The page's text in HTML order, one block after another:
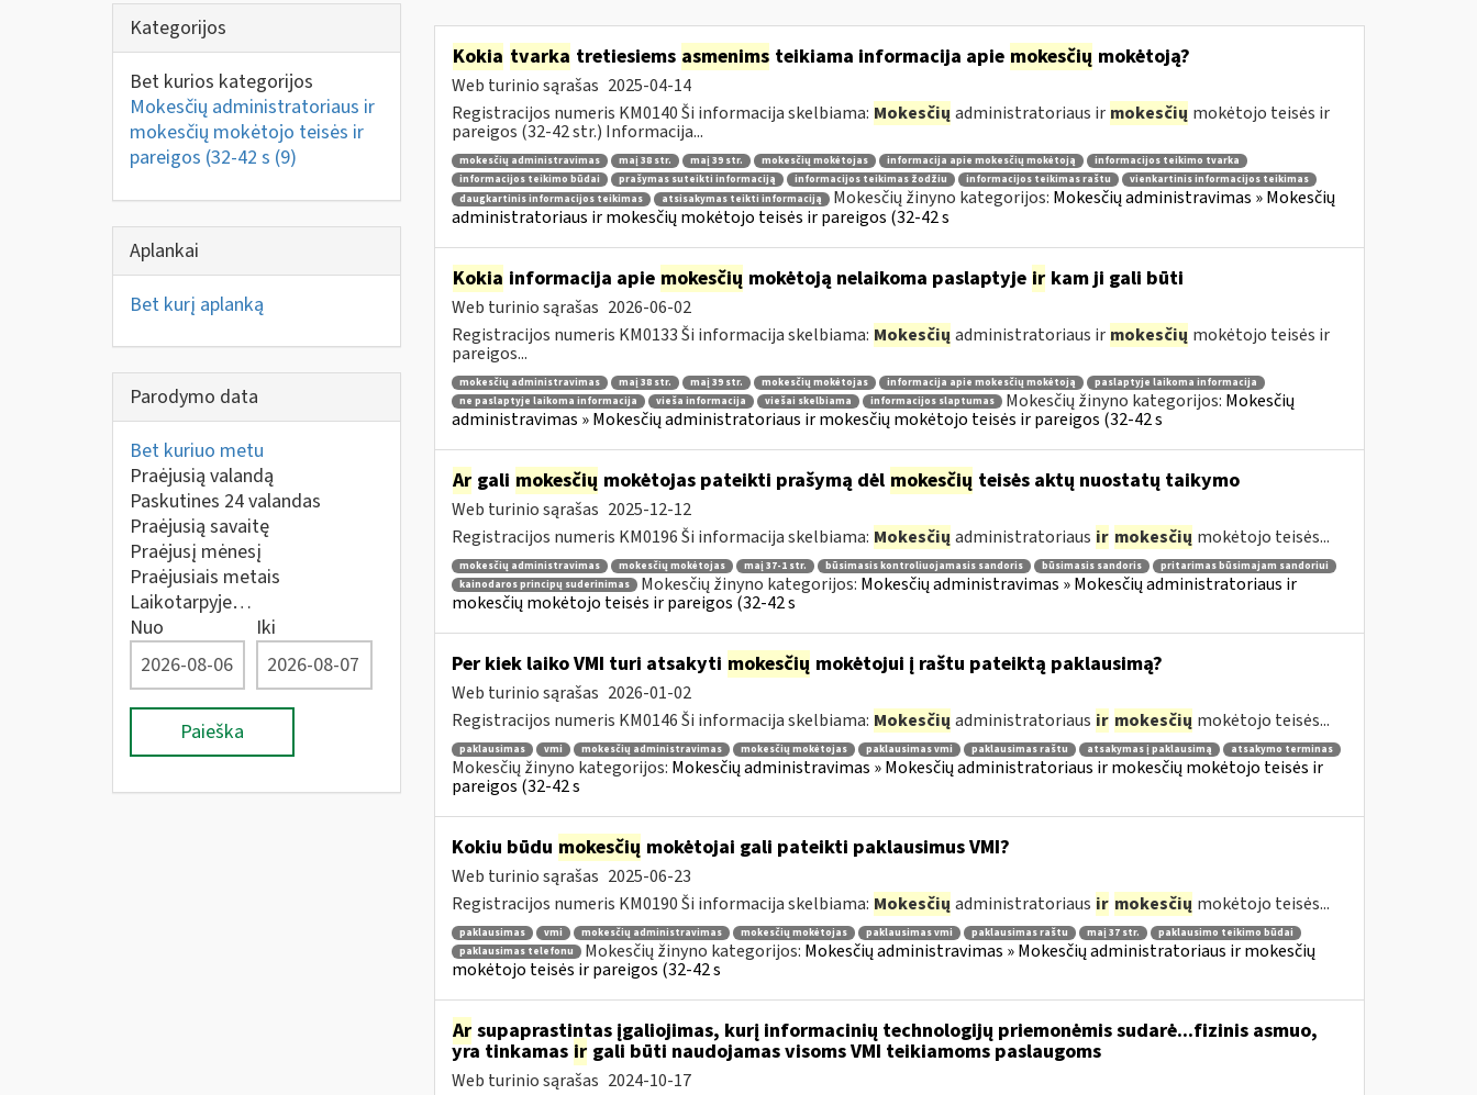
Kategorijos
Bet kurios kategorijos
Mokesčių administratoriaus ir
mokesčių mokėtojo teisės ir
pareigos (32-42 s (9)
Aplankai
Bet kurį aplanką
Parodymo data
Bet kuriuo metu
Praėjusią valandą
Paskutines 24 valandas
Praėjusią savaitę
Praėjusį mėnesį
Praėjusiais metais
Laikotarpyje…
Nuo
Iki
Paieška
Kokia tvarka tretiesiems asmenims teikiama informacija apie mokesčių mokėtoją?
Web turinio sąrašas 2025-04-14
Registracijos numeris KM0140 Ši informacija skelbiama: Mokesčių administratoriaus ir mokesčių mokėtojo teisės ir
pareigos (32-42 str.) Informacija...
mokesčių administravimas maį 38 str. maį 39 str. mokesčių mokėtojas informacija apie mokesčių mokėtoją
informacijos teikimo tvarka
informacijos teikimo būdai
prašymas suteikti informaciją informacijos teikimas žodžiu informacijos teikimas raštu
vienkartinis informacijos teikimas
daugkartinis informacijos teikimas
atsisakymas teikti informaciją Mokesčių žinyno kategorijos: Mokesčių administravimas » Mokesčių
administratoriaus ir mokesčių mokėtojo teisės ir pareigos (32-42 s
Kokia informacija apie mokesčių mokėtoją nelaikoma paslaptyje irkam ji gali būti
Web turinio sąrašas 2026-06-02
Registracijos numeris KM0133 Ši informacija skelbiama: Mokesčių administratoriaus ir mokesčių mokėtojo teisės ir
pareigos...
mokesčių administravimas maį 38 str. maį 39 str. mokesčių mokėtojas informacija apie mokesčių mokėtoją
paslaptyje laikoma informacija
ne paslaptyje laikoma informacija
vieša informacija viešai skelbiama informacijos slaptumas Mokesčių žinyno kategorijos: Mokesčių
administravimas » Mokesčių administratoriaus ir mokesčių mokėtojo teisės ir pareigos (32-42 s
Argali mokesčių mokėtojas pateikti prašymą dėl mokesčių teisės aktų nuostatų taikymo
Web turinio sąrašas 2025-12-12
Registracijos numeris KM0196 Ši informacija skelbiama: Mokesčių administratoriaus ir mokesčių mokėtojo teisės...
mokesčių administravimas mokesčių mokėtojas maį 37-1 str. būsimasis kontroliuojamasis sandoris būsimasis sandoris
pritarimas būsimajam sandoriui
kainodaros principų suderinimas
Mokesčių žinyno kategorijos: Mokesčių administravimas » Mokesčių administratoriaus ir
mokesčių mokėtojo teisės ir pareigos (32-42 s
Per kiek laiko VMI turi atsakyti mokesčių mokėtojui į raštu pateiktą paklausimą?
Web turinio sąrašas 2026-01-02
Registracijos numeris KM0146 Ši informacija skelbiama: Mokesčių administratoriaus ir mokesčių mokėtojo teisės...
paklausimas vmi mokesčių administravimas mokesčių mokėtojas paklausimas vmi paklausimas raštu atsakymas į paklausimą atsakymo terminas
Mokesčių žinyno kategorijos: Mokesčių administravimas » Mokesčių administratoriaus ir mokesčių mokėtojo teisės ir
pareigos (32-42 s
Kokiu būdu mokesčių mokėtojai gali pateikti paklausimus VMI?
Web turinio sąrašas 2025-06-23
Registracijos numeris KM0190 Ši informacija skelbiama: Mokesčių administratoriaus ir mokesčių mokėtojo teisės...
paklausimas vmi mokesčių administravimas mokesčių mokėtojas paklausimas vmi paklausimas raštu maį 37 str.
paklausimo teikimo būdai
paklausimas telefonu
Mokesčių žinyno kategorijos: Mokesčių administravimas » Mokesčių administratoriaus ir mokesčių
mokėtojo teisės ir pareigos (32-42 s
Arsupaprastintas įgaliojimas, kurį informacinių technologijų priemonėmis sudarė...fizinis asmuo,
yra tinkamas irgali būti naudojamas visoms VMI teikiamoms paslaugoms
Web turinio sąrašas 2024-10-17